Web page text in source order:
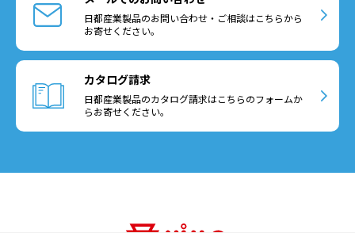
日都産業製品のお問い合わせ・ご相談はこちらから
お寄せください。
カタログ請求
日都産業製品のカタログ請求はこちらのフォームか
らお寄せください。